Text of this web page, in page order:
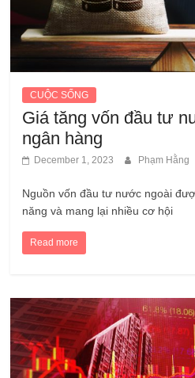
CUỘC SỐNG
Giá tăng vốn đầu tư
ngân hàng
December 1, 2023 Phạm Hằng
Nguồn vốn đầu tư nước ngoài
năng và mang lại nhiều cơ hội
Read more